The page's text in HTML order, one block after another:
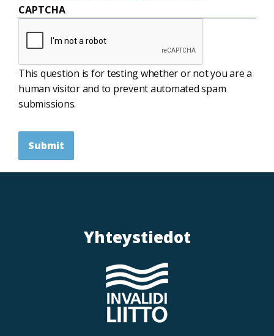
CAPTCHA
This question is for testing whether or not you are a
human visitor and to prevent automated spam
submissions.
Submit
Yhteystiedot